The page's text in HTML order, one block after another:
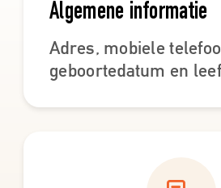
Algemene informatie
Adres, mobiele
geboortedatum en